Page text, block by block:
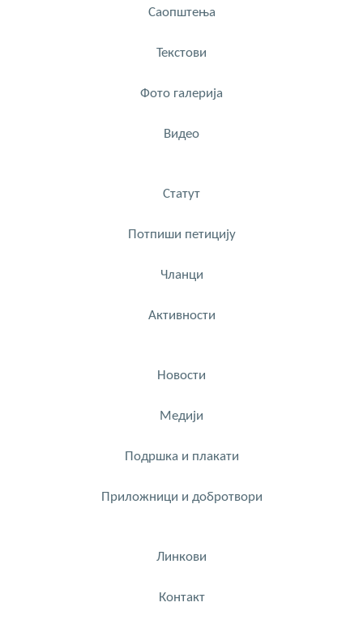
Саопштења
Текстови
Фото галерија
Видео
Статут
Потпиши петицију
Чланци
Активности
Новости
Медији
Подршка и плакати
Приложници и добротвори
Линкови
Контакт